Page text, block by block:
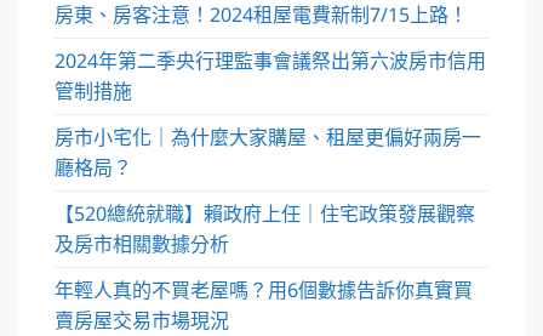
房東、房客注意！2024租屋電費新制7/15上路！
2024年第二季央行理監事會議祭出第六波房市信用
管制措施
房市小宅化｜為什麼大家購屋、租屋更偏好兩房一
廳格局？
【520總統就職】賴政府上任｜住宅政策發展觀察
及房市相關數據分析
年輕人真的不買老屋嗎？用6個數據告訴你真實買
賣房屋交易市場現況